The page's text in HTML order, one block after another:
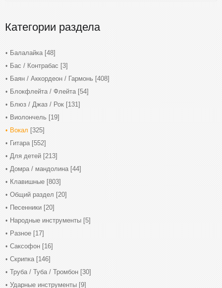
Категории раздела
Балалайка [48]
Бас / Контрабас [3]
Баян / Аккордеон / Гармонь [408]
Блокфлейта / Флейта [54]
Блюз / Джаз / Рок [131]
Виолончель [19]
Вокал [325]
Гитара [552]
Для детей [213]
Домра / мандолина [44]
Клавишные [803]
Общий раздел [20]
Песенники [20]
Народные инструменты [5]
Разное [17]
Саксофон [16]
Скрипка [146]
Труба / Туба / Тромбон [30]
Ударные инструменты [9]